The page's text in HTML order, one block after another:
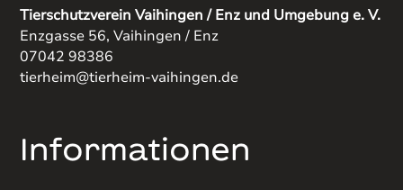
Tierschutzverein Vaihingen / Enz und Umgebung e. V.
Enzgasse 56, Vaihingen / Enz
07042 98386
tierheim@tierheim-vaihingen.de
Informationen